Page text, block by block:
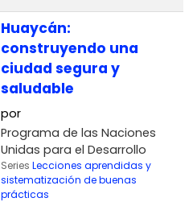
Huaycán:
construyendo una
ciudad segura y
saludable
por
Programa de las Naciones
Unidas para el Desarrollo
Series Lecciones aprendidas y
sistematización de buenas
prácticas